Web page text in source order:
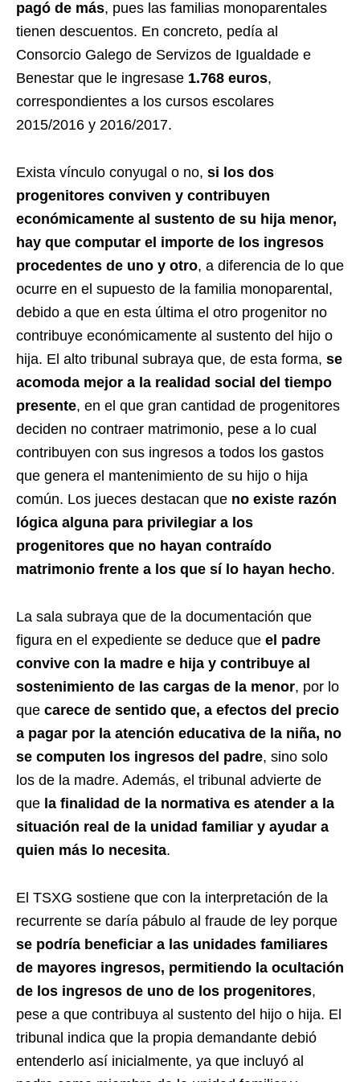
pagó de más, pues las familias monoparentales
tienen descuentos. En concreto, pedía al
Consorcio Galego de Servizos de Igualdade e
Benestar que le ingresase 1.768 euros,
correspondientes a los cursos escolares
2015/2016 y 2016/2017.
Exista vínculo conyugal o no, si los dos
progenitores conviven y contribuyen
económicamente al sustento de su hija menor,
hay que computar el importe de los ingresos
procedentes de uno y otro, a diferencia de lo que
ocurre en el supuesto de la familia monoparental,
debido a que en esta última el otro progenitor no
contribuye económicamente al sustento del hijo o
hija. El alto tribunal subraya que, de esta forma, se
acomoda mejor a la realidad social del tiempo
presente, en el que gran cantidad de progenitores
deciden no contraer matrimonio, pese a lo cual
contribuyen con sus ingresos a todos los gastos
que genera el mantenimiento de su hijo o hija
común. Los jueces destacan que no existe razón
lógica alguna para privilegiar a los
progenitores que no hayan contraído
matrimonio frente a los que sí lo hayan hecho.
La sala subraya que de la documentación que
figura en el expediente se deduce que el padre
convive con la madre e hija y contribuye al
sostenimiento de las cargas de la menor, por lo
que carece de sentido que, a efectos del precio
a pagar por la atención educativa de la niña, no
se computen los ingresos del padre, sino solo
los de la madre. Además, el tribunal advierte de
que la finalidad de la normativa es atender a la
situación real de la unidad familiar y ayudar a
quien más lo necesita.
El TSXG sostiene que con la interpretación de la
recurrente se daría pábulo al fraude de ley porque
se podría beneficiar a las unidades familiares
de mayores ingresos, permitiendo la ocultación
de los ingresos de uno de los progenitores,
pese a que contribuya al sustento del hijo o hija. El
tribunal indica que la propia demandante debió
entenderlo así inicialmente, ya que incluyó al